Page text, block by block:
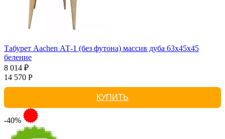
Табурет Aachen АТ-1 (без футона) массив дуба 63х45х45
беление
8 014 ₽
14 570 Р
КУПИТЬ
-40%